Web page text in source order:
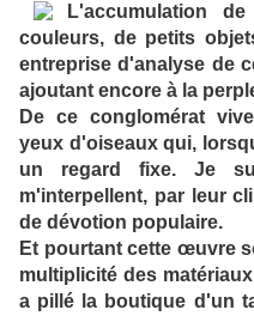
L'accumulation
couleurs, de petits
entreprise d'analyse de
ajoutant encore à la
De ce conglomérat
yeux d'oiseaux qui,
un regard fixe. Je
m'interpellent, par leur
de dévotion populaire.
Et pourtant cette œuvre
multiplicité des
a pillé la boutique d'un